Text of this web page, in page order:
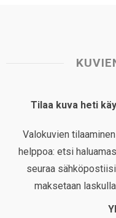
Tilaa kuva heti
Valokuvien
helppoa: etsi
seuraa
maksetaan